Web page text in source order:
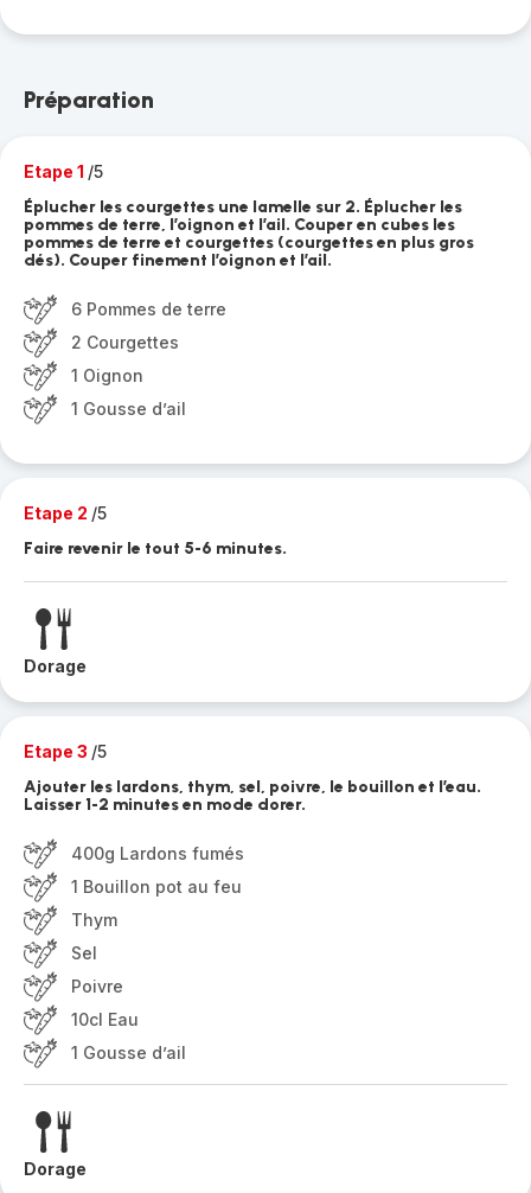
Préparation
Etape 1 /5
Éplucher les courgettes une lamelle sur 2. Éplucher les
pommes de terre, l’oignon et l’ail. Couper en cubes les
pommes de terre et courgettes (courgettes en plus gros
dés). Couper finement l’oignon et l’ail.
6 Pommes de terre
2 Courgettes
1 Oignon
1 Gousse d’ail
Etape 2 /5
Faire revenir le tout 5-6 minutes.
Dorage
Etape 3 /5
Ajouter les lardons, thym, sel, poivre, le bouillon et l’eau.
Laisser 1-2 minutes en mode dorer.
400g Lardons fumés
1 Bouillon pot au feu
Thym
Sel
Poivre
10cl Eau
1 Gousse d’ail
Dorage